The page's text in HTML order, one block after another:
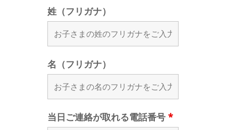
姓（フリガナ）
名（フリガナ）
当日ご連絡が取れる電話番号 *